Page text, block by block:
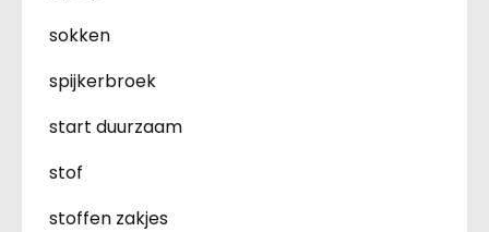
sokken
spijkerbroek
start duurzaam
stof
stoffen zakjes